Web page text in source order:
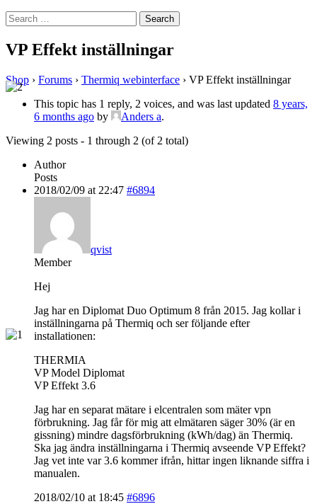
Search
for:
VP Effekt inställningar
Shop › Forums › Thermiq webinterface › VP Effekt inställningar
This topic has 1 reply, 2 voices, and was last updated 8 years,
6 months ago by Anders a.
Viewing 2 posts - 1 through 2 (of 2 total)
Author
Posts
2018/02/09 at 22:47 #6894
qvist
Member
Hej
Jag har en Diplomat Duo Optimum 8 från 2015. Jag kollar i
inställningarna på Thermiq och ser följande efter
installationen:
THERMIA
VP Model Diplomat
VP Effekt 3.6
Jag har en separat mätare i elcentralen som mäter vpn
förbrukning. Jag får för mig att elmätaren säger 30% (är en
gissning) mindre dagsförbrukning (kWh/dag) än Thermiq.
Ska jag ändra inställningarna i Thermiq avseende VP Effekt?
Jag vet inte var 3.6 kommer ifrån, hittar ingen liknande siffra i
manualen.
2018/02/10 at 18:45 #6896